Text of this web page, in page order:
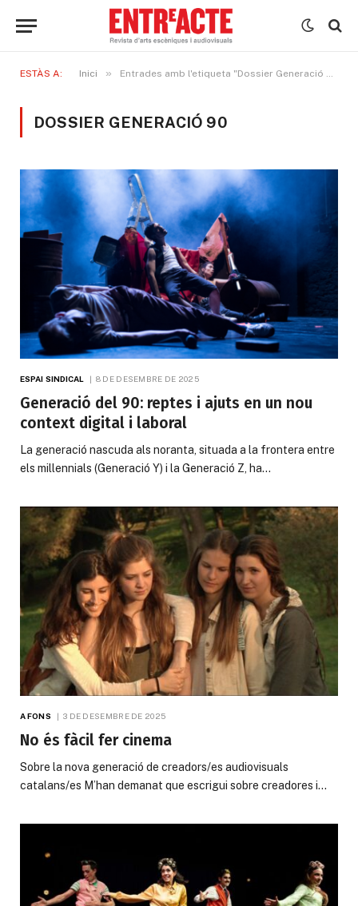
ESTÀS A: Inici » Entrades amb l'etiqueta "Dossier Generació 90"
DOSSIER GENERACIÓ 90
ESPAI SINDICAL 8 DE DESEMBRE DE 2025
Generació del 90: reptes i ajuts en un nou
context digital i laboral
La generació nascuda als noranta, situada a la frontera entre
els millennials (Generació Y) i la Generació Z, ha…
A FONS 3 DE DESEMBRE DE 2025
No és fàcil fer cinema
Sobre la nova generació de creadors/es audiovisuals
catalans/es M’han demanat que escrigui sobre creadores i…